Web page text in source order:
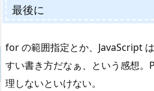
最後に
for の範囲指定とか、JavaScript
すい書き方だなぁ、という感想
理しないといけない。